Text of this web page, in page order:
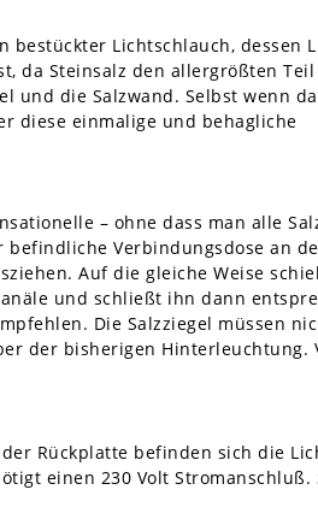
Lichtschlauch, dessen
da Steinsalz den allergrößten
und die Salzwand. Selbst wenn
diese einmalige und behagliche
– ohne dass man alle
Verbindungsdose an
Auf die gleiche Weise
und schließt ihn dann
Die Salzziegel müssen
der bisherigen Hinterleuchtung.
Rückplatte befinden sich die
einen 230 Volt Stromanschluß.